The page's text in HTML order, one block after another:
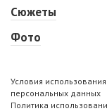
Сюжеты
Фото
Условия
персональных данных
Политика